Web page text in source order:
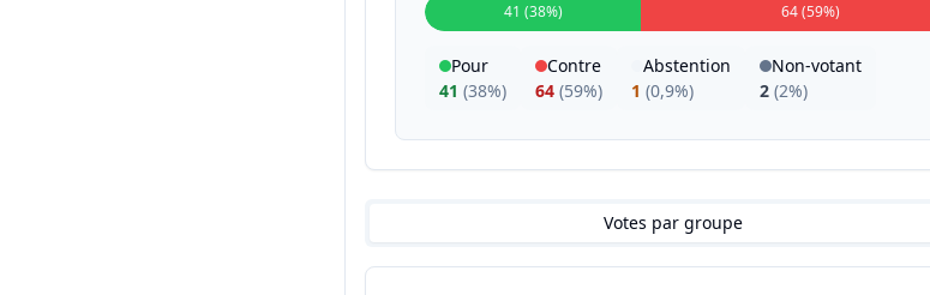
41 (38%) 64 (59%)
Pour
41 (38%)
Contre
64 (59%)
Abstention
1 (0,9%)
Non-votant
2 (2%)
Votes par groupe